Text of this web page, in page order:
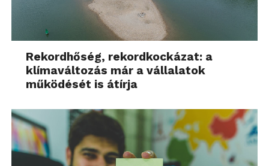
Rekordhőség, rekordkockázat: a
klímaváltozás már a vállalatok
működését is átírja